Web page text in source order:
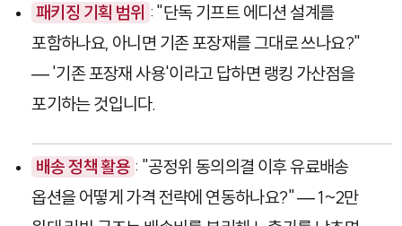
패키징 기획 범위 : "단독 기프트 에디션 설계를
포함하나요, 아니면 기존 포장재를 그대로 쓰나요?"
— '기존 포장재 사용'이라고 답하면 랭킹 가산점을
포기하는 것입니다.
배송 정책 활용 : "공정위 동의의결 이후 유료배송
옵션을 어떻게 가격 전략에 연동하나요?" — 1~2만